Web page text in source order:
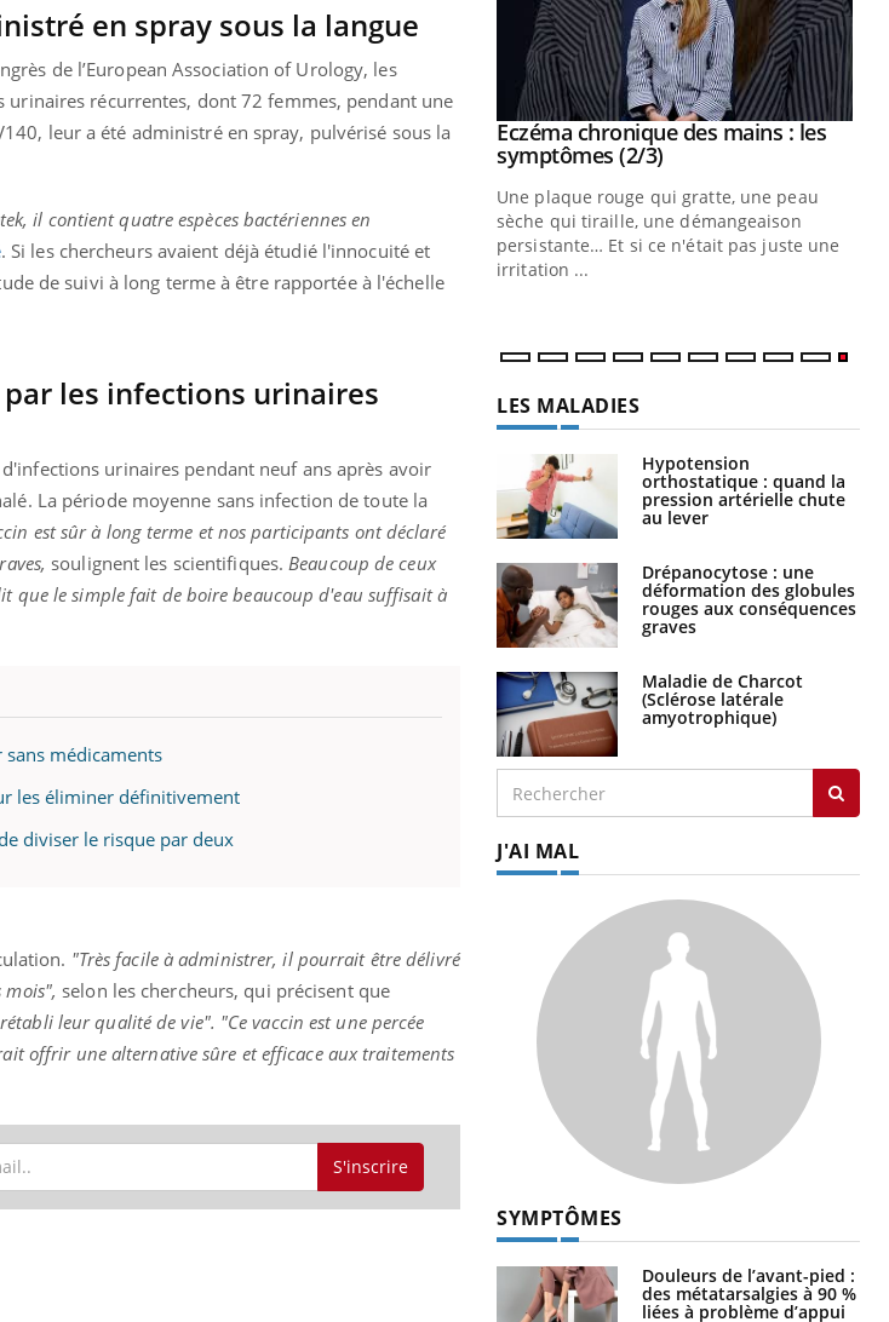
en spray sous la langue
de l’European Association of Urology, les
récurrentes, dont 72 femmes, pendant une
leur a été administré en spray, pulvérisé sous la
il contient quatre espèces bactériennes en
. Si les chercheurs avaient déjà étudié l'innocuité et
de suivi à long terme à être rapportée à l'échelle
les infections urinaires
urinaires pendant neuf ans après avoir
La période moyenne sans infection de toute la
est sûr à long terme et nos participants ont déclaré
soulignent les scientifiques. Beaucoup de ceux
le simple fait de boire beaucoup d'eau suffisait à
médicaments
les éliminer définitivement
diviser le risque par deux
"Très facile à administrer, il pourrait être délivré
mois", selon les chercheurs, qui précisent que
leur qualité de vie". "Ce vaccin est une percée
offrir une alternative sûre et efficace aux traitements
S'inscrire
sur le bien
DRH et
Youtube
Eczéma chronique des mains : au
Youtube
dermatologue à Paris, vous explique
comment protéger vos mains au quotidien
et éviter les ...
Youtube
Eczéma chronique des mains : les
symptômes (2/3)Youtube
Une plaque rouge qui gratte, une peau
sèche qui tiraille, une démangeaison
persistante… Et si ce n'était pas juste une
irritation ...
LES MALADIES
Hypotension
orthostatique : quand la
pression artérielle chute
au lever
Drépanocytose : une
déformation des globules
rouges aux conséquences
graves
Maladie de Charcot
(Sclérose latérale
amyotrophique)
J'AI MAL
SYMPTÔMES
Douleurs de l’avant-pied :
des métatarsalgies à 90 %
liées à problème d’appui